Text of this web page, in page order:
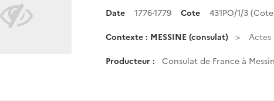
Date 1776-1779 Cote 431PO/1/3
Contexte : MESSINE (consulat) Actes
Producteur : Consulat de France à